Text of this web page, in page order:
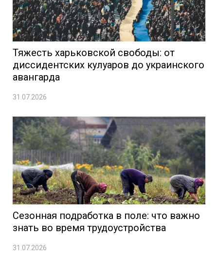
Тяжесть харьковской свободы: от
диссидентских кулуаров до украинского
авангарда
31.07.2026
Сезонная подработка в поле: что важно
знать во время трудоустройства
31.07.2026